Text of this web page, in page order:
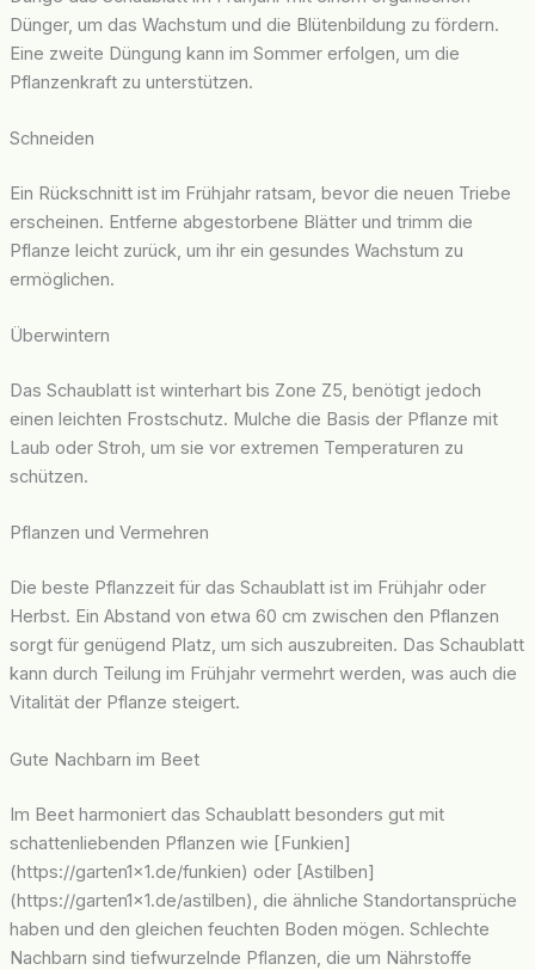
Dünger, um das Wachstum und die Blütenbildung zu fördern.
Eine zweite Düngung kann im Sommer erfolgen, um die
Pflanzenkraft zu unterstützen.
Schneiden
Ein Rückschnitt ist im Frühjahr ratsam, bevor die neuen Triebe
erscheinen. Entferne abgestorbene Blätter und trimm die
Pflanze leicht zurück, um ihr ein gesundes Wachstum zu
ermöglichen.
Überwintern
Das Schaublatt ist winterhart bis Zone Z5, benötigt jedoch
einen leichten Frostschutz. Mulche die Basis der Pflanze mit
Laub oder Stroh, um sie vor extremen Temperaturen zu
schützen.
Pflanzen und Vermehren
Die beste Pflanzzeit für das Schaublatt ist im Frühjahr oder
Herbst. Ein Abstand von etwa 60 cm zwischen den Pflanzen
sorgt für genügend Platz, um sich auszubreiten. Das Schaublatt
kann durch Teilung im Frühjahr vermehrt werden, was auch die
Vitalität der Pflanze steigert.
Gute Nachbarn im Beet
Im Beet harmoniert das Schaublatt besonders gut mit
schattenliebenden Pflanzen wie [Funkien]
(https://garten1x1.de/funkien) oder [Astilben]
(https://garten1x1.de/astilben), die ähnliche Standortansprüche
haben und den gleichen feuchten Boden mögen. Schlechte
Nachbarn sind tiefwurzelnde Pflanzen, die um Nährstoffe